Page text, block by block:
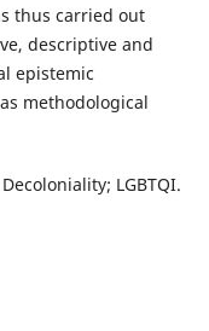
thus carried out
descriptive and
epistemic
methodological
LGBTQI.